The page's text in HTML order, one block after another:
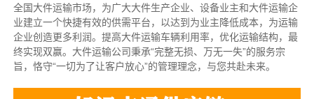
全国大件运输市场，为广大大件生产企业、设备业主和大件运输企
业建立一个快捷有效的供需平台，以达到为业主降低成本，为运输
企业创造更多利润。提高大件运输车辆利用率，优化运输结构，最
终实现双赢。大件运输公司秉承“完整无损、万无一失”的服务宗
旨，恪守“一切为了让客户放心”的管理理念，与您共赴未来。